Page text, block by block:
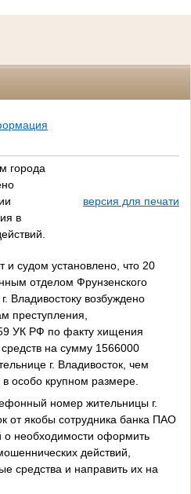
города
в
версия для печати
и судом установлено, что 20
отделом Фрунзенского
Владивостоку возбуждено
преступления,
УК РФ по факту хищения
на сумму 1566000
г. Владивосток, чем
особо крупном размере.
номер жительницы г.
от якобы сотрудника банка ПАО
необходимости оформить
действий,
средства и направить их на